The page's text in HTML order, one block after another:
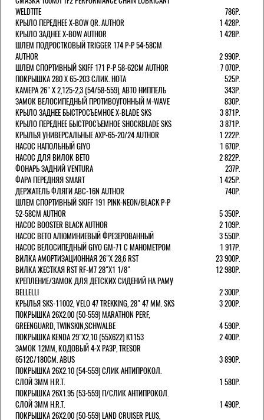
WELDTITE
786Р.
КРЫЛО ПЕРЕДНЕЕ X-BOW QR. AUTHOR
1 428Р.
КРЫЛО ЗАДНЕЕ X-BOW AUTHOR
1 428Р.
ШЛЕМ ПОДРОСТКОВЫЙ TRIGGER 174 Р-Р 54-58СМ
AUTHOR
2 990Р.
ШЛЕМ СПОРТИВНЫЙ SKIFF 171 Р-Р 58-62СМ AUTHOR
7 070Р.
ПОКРЫШКА 280 X 65-203 СЛИК. HOTA
525Р.
КАМЕРА 26" X 2,125-2,3 (54/58-559), АВТО НИППЕЛЬ
343Р.
ЗАМОК ВЕЛОСИПЕДНЫЙ ПРОТИВОУГОННЫЙ M-WAVE
830Р.
КРЫЛО ЗАДНЕЕ БЫСТРОСЪЕМНОЕ X-BLADE SKS
3 871Р.
КРЫЛО ПЕРЕДНЕЕ БЫСТРОСЪЕМНОЕ SHOCKBLADE SKS
3 871Р.
КРЫЛЬЯ УНИВЕРСАЛЬНЫЕ AXP-65-20/24 AUTHOR
1 222Р.
НАСОС НАПОЛЬНЫЙ GIYO
1 670Р.
НАСОС ДЛЯ ВИЛОК ВЕТО
2 822Р.
ФОНАРЬ ЗАДНИЙ VENTURA
237Р.
ФАРА ПЕРЕДНЯЯ SMART
1 425Р.
ДЕРЖАТЕЛЬ ФЛЯГИ ABC-16N AUTHOR
740Р.
ШЛЕМ СПОРТИВНЫЙ SKIFF 191 PINK-NEON/BLACK Р-Р
52-58СМ AUTHOR
5 350Р.
НАСОС BOOSTER BLACK AUTHOR
2 109Р.
НАСОС BETO АЛЮМИНИЕВЫЙ ФРЕЗЕРОВАННЫЙ
3 550Р.
НАСОС ВЕЛОСИПЕДНЫЙ GIYO GM-71 С МАНОМЕТРОМ
1 917Р.
ВИЛКА АМОРТИЗАЦИОННАЯ 26"Х 28,6 RST
23 900Р.
ВИЛКА ЖЕСТКАЯ RST RF-M7 28"Х1 1/8"
12 980Р.
КРЕПЛЕНИЕ/ЗАМОК ДЛЯ ДЕТСКИХ СИДЕНИЙ НА РАМУ
BELLELLI
2 300Р.
КРЫЛЬЯ SKS-11002, VELO 47 TREKKING, 28" 47 ММ. SKS
3 200Р.
ПОКРЫШКА 26X2.00 (50-559) MARATHON PERF,
GREENGUARD, TWINSKIN,SCHWALBE
4 590Р.
ПОКРЫШКА KENDA 29"Х2,10 (55X622) K1153
2 400Р.
ЗАМОК 12ММ, КОДОВЫЙ 4-Х РАЗР, TRESOR
6512C/180СМ. ABUS
3 890Р.
ПОКРЫШКА 26X2.10 (54-559) СЛИК АНТИПРОКОЛ.
СЛОЙ 3ММ H.R.T.
1 580Р.
ПОКРЫШКА 26X1.95 (53-559) П/СЛИК АНТИПРОКОЛ.
СЛОЙ 3ММ H.R.T.
1 490Р.
ПОКРЫШКА 26X2.00 (50-559) LAND CRUISER PLUS,